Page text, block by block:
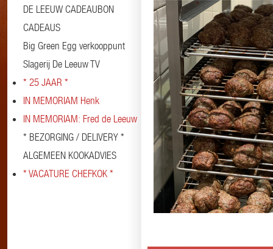
DE LEEUW CADEAUBON
CADEAUS
Big Green Egg verkooppunt
Slagerij De Leeuw TV
* 25 JAAR *
IN MEMORIAM Henk
IN MEMORIAM: Fred de Leeuw
* BEZORGING / DELIVERY *
ALGEMEEN KOOKADVIES
* VACATURE CHEFKOK *